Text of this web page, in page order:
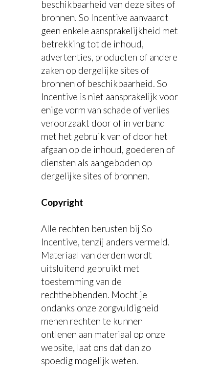
beschikbaarheid van deze sites of
bronnen. So Incentive aanvaardt
geen enkele aansprakelijkheid met
betrekking tot de inhoud,
advertenties, producten of andere
zaken op dergelijke sites of
bronnen of beschikbaarheid. So
Incentive is niet aansprakelijk voor
enige vorm van schade of verlies
veroorzaakt door of in verband
met het gebruik van of door het
afgaan op de inhoud, goederen of
diensten als aangeboden op
dergelijke sites of bronnen.
Copyright
Alle rechten berusten bij So
Incentive, tenzij anders vermeld.
Materiaal van derden wordt
uitsluitend gebruikt met
toestemming van de
rechthebbenden. Mocht je
ondanks onze zorgvuldigheid
menen rechten te kunnen
ontlenen aan materiaal op onze
website, laat ons dat dan zo
spoedig mogelijk weten.